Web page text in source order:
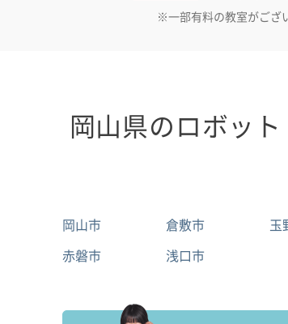
※一部有料の教室がござ
岡山県のロボッ
岡山市 倉敷市 玉
赤磐市 浅口市